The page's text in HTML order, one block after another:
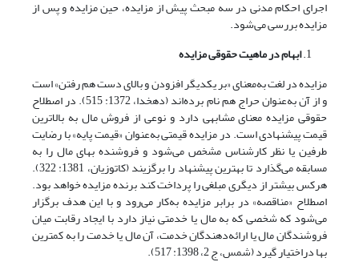
اجرای احکام مدنی در سه مبحث پیش از مزایده، حین مزایده و پس از
مزایده بررسی می‌شود.
ابهام در ماهیت حقوقی مزایده
مزایده در لغت به‌معنای «بر یکدیگر افزودن و بالای دست هم رفتن» است
و از آن به‌عنوان حراج هم نام برده‌اند (دهخدا، 1372: 515). در اصطلاح
حقوقی مزایده معنای مشابهی دارد و نوعی از فروش مال به بالاترین
قیمت پیشنهادی است. در مزایده قیمتی به‌عنوان «قیمت پایه» با رضایت
طرفین یا نظر کارشناس مشخص می‌‌شود و فروشنده بهای مال را به
مسابقه می‌گذارد تا بهترین پیشنهاد را برگزیند (کاتوزیان، 1381: 322).
هرکس بیشتر از دیگری مبلغی را پرداخت کند برنده مزایده خواهد بود.
اصطلاح «مناقصه» در برابر مزایده به‌کار می‌رود و با این هدف برگزار
می‌شود که شخصی که به مال یا خدمتی نیاز دارد با ایجاد رقابت میان
فروشندگان مال یا ارائه‌دهندگان خدمت، آن مال یا خدمت را به کمترین
بها دراختیار گیرد (شمس، ج 2، 1398: 517).